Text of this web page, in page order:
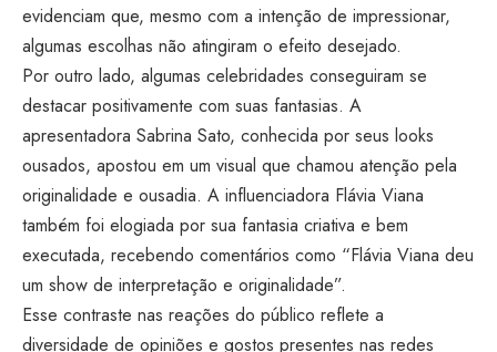
evidenciam que, mesmo com a intenção de impressionar,
algumas escolhas não atingiram o efeito desejado.
Por outro lado, algumas celebridades conseguiram se
destacar positivamente com suas fantasias. A
apresentadora Sabrina Sato, conhecida por seus looks
ousados, apostou em um visual que chamou atenção pela
originalidade e ousadia. A influenciadora Flávia Viana
também foi elogiada por sua fantasia criativa e bem
executada, recebendo comentários como “Flávia Viana deu
um show de interpretação e originalidade”.
Esse contraste nas reações do público reflete a
diversidade de opiniões e gostos presentes nas redes